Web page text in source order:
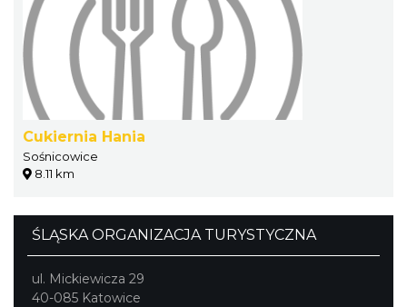
Cukiernia Hania
Sośnicowice
8.11 km
ŚLĄSKA ORGANIZACJA TURYSTYCZNA
ul. Mickiewicza 29
40-085 Katowice